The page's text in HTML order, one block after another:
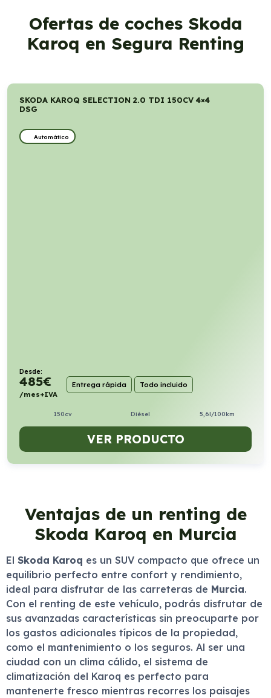
Ofertas de coches Skoda
Karoq en Segura Renting
SKODA KAROQ SELECTION 2.0 TDI 150CV 4×4
DSG
Automático
Desde:
485€
/mes+IVA
Entrega rápida Todo incluido
150cv Diésel 5,6l/100km
VER PRODUCTO
Ventajas de un renting de
Skoda Karoq en Murcia
El Skoda Karoq es un SUV compacto que ofrece un
equilibrio perfecto entre confort y rendimiento,
ideal para disfrutar de las carreteras de Murcia.
Con el renting de este vehículo, podrás disfrutar de
sus avanzadas características sin preocuparte por
los gastos adicionales típicos de la propiedad,
como el mantenimiento o los seguros. Al ser una
ciudad con un clima cálido, el sistema de
climatización del Karoq es perfecto para
mantenerte fresco mientras recorres los paisajes